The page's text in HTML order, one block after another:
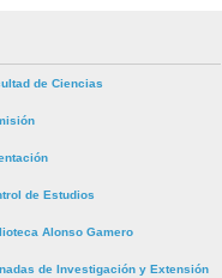
de Ciencias
de Estudios
Alonso Gamero
de Investigación y Extensión